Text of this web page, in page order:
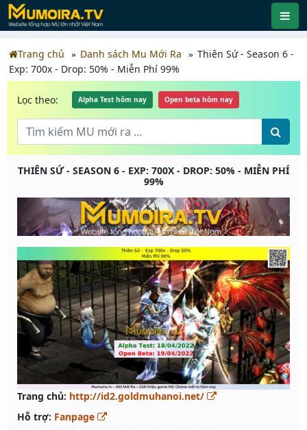
Trang chủ Danh sách Mu Mới Ra
Thiên Sứ - Season 6 -
Exp: 700x - Drop: 50% - Miễn Phí 99%
Lọc theo: Alpha Test hôm nay Open beta hôm nay
THIÊN SỨ - SEASON 6 - EXP: 700X - DROP: 50% - MIỄN PHÍ
99%
Trang chủ: http://id2.goldmuhanoi.net/
Hỗ trợ: Fanpage